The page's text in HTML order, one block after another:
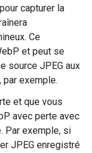
capturer la
Ce
et peut se
source JPEG aux
exemple.
et que vous
avec perte avec
Par exemple, si
JPEG enregistré